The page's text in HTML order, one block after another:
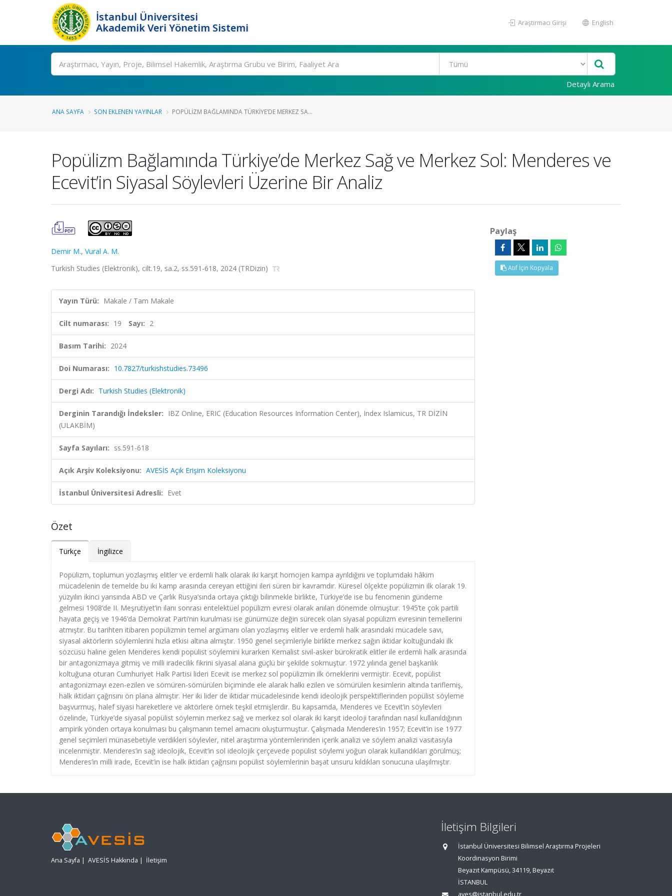
İstanbul Üniversitesi
Akademik Veri Yönetim Sistemi
Araştırmacı Girişi English
Ara
Detaylı Arama
ANA SAYFA SON EKLENEN YAYINLAR POPÜLIZM BAĞLAMINDA TÜRKIYE’DE MERKEZ SA...
Popülizm Bağlamında Türkiye’de Merkez Sağ ve Merkez Sol: Menderes ve
Ecevit’in Siyasal Söylevleri Üzerine Bir Analiz
Demir M., Vural A. M.
Turkish Studies (Elektronik), cilt.19, sa.2, ss.591-618, 2024 (TRDizin)
Yayın Türü: Makale / Tam Makale
Cilt numarası: 19 Sayı: 2
Basım Tarihi: 2024
Doi Numarası: 10.7827/turkishstudies.73496
Dergi Adı: Turkish Studies (Elektronik)
Derginin Tarandığı İndeksler: IBZ Online, ERIC (Education Resources Information Center), Index Islamicus, TR DİZİN
(ULAKBİM)
Sayfa Sayıları: ss.591-618
Açık Arşiv Koleksiyonu: AVESİS Açık Erişim Koleksiyonu
İstanbul Üniversitesi Adresli: Evet
Özet
Türkçe İngilizce
Popülizm, toplumun yozlaşmış elitler ve erdemli halk olarak iki karşıt homojen kampa ayrıldığını ve toplumdaki hâkim
mücadelenin de temelde bu iki kamp arasında cereyan ettiğini ileri süren bir kavramdır. Küresel ölçekte popülizmin ilk olarak 19.
yüzyılın ikinci yarısında ABD ve Çarlık Rusya’sında ortaya çıktığı bilinmekle birlikte, Türkiye’de ise bu fenomenin gündeme
gelmesi 1908’de II. Meşrutiyet’in ilanı sonrası entelektüel popülizm evresi olarak anılan dönemde olmuştur. 1945’te çok partili
hayata geçiş ve 1946’da Demokrat Parti’nin kurulması ise günümüze değin sürecek olan siyasal popülizm evresinin temellerini
atmıştır. Bu tarihten itibaren popülizmin temel argümanı olan yozlaşmış elitler ve erdemli halk arasındaki mücadele savı,
siyasal aktörlerin söylemlerini hızla etkisi altına almıştır. 1950 genel seçimleriyle birlikte merkez sağın iktidar koltuğundaki ilk
sözcüsü haline gelen Menderes kendi popülist söylemini kurarken Kemalist sivil-asker bürokratik elitler ile erdemli halk arasında
bir antagonizmaya gitmiş ve milli iradecilik fikrini siyasal alana güçlü bir şekilde sokmuştur. 1972 yılında genel başkanlık
koltuğuna oturan Cumhuriyet Halk Partisi lideri Ecevit ise merkez sol popülizmin ilk örneklerini vermiştir. Ecevit, popülist
antagonizmayı ezen-ezilen ve sömüren-sömürülen biçiminde ele alarak halkı ezilen ve sömürülen kesimlerin altında tariflemiş,
halk iktidarı çağrısını ön plana almıştır. Her iki lider de iktidar mücadelesinde kendi ideolojik perspektiflerinden popülist söyleme
başvurmuş, halef siyasi hareketlere ve aktörlere örnek teşkil etmişlerdir. Bu kapsamda, Menderes ve Ecevit’in söylevleri
özelinde, Türkiye’de siyasal popülist söylemin merkez sağ ve merkez sol olarak iki karşıt ideoloji tarafından nasıl kullanıldığının
ampirik yönden ortaya konulması bu çalışmanın temel amacını oluşturmuştur. Çalışmada Menderes’in 1957; Ecevit’in ise 1977
genel seçimleri münasebetiyle verdikleri söylevler, nitel araştırma yöntemlerinden içerik analizi ve söylem analizi vasıtasıyla
incelenmiştir. Menderes’in sağ ideolojik, Ecevit’in sol ideolojik çerçevede popülist söylemi yoğun olarak kullandıkları görülmüş;
Menderes’in milli irade, Ecevit’in ise halk iktidarı çağrısını popülist söylemlerinin başat unsuru kıldıkları sonucuna ulaşılmıştır.
Paylaş
Atıf İçin Kopyala
Ana Sayfa | AVESİS Hakkında | İletişim
İletişim Bilgileri
İstanbul Üniversitesi Bilimsel Araştırma Projeleri
Koordinasyon Birimi
Beyazıt Kampüsü, 34119, Beyazıt
İSTANBUL
aves@istanbul.edu.tr